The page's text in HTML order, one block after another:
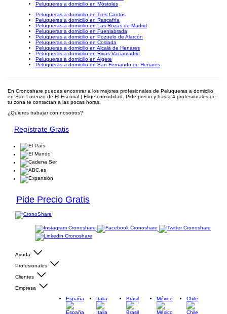
Peluqueras a domicilio en Móstoles
Peluqueras a domicilio en Tres Cantos
Peluqueras a domicilio en Rascafría
Peluqueras a domicilio en Las Rozas de Madrid
Peluqueras a domicilio en Fuenlabrada
Peluqueras a domicilio en Pozuelo de Alarcón
Peluqueras a domicilio en Coslada
Peluqueras a domicilio en Alcalá de Henares
Peluqueras a domicilio en Rivas-Vaciamadrid
Peluqueras a domicilio en Algete
Peluqueras a domicilio en San Fernando de Henares
En Cronoshare puedes encontrar a los mejores profesionales de Peluqueras a domicilio
en San Lorenzo de El Escorial | Elige comodidad. Pide precio y hasta 4 profesionales de
tu zona te contactan a las pocas horas.
¿Quieres trabajar con nosotros?
Regístrate Gratis
Pide Precio Gratis
Ayuda
Profesionales
Clientes
Empresa
España
Italia Brasil México Chile